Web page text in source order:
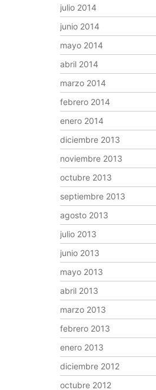
julio 2014
junio 2014
mayo 2014
abril 2014
marzo 2014
febrero 2014
enero 2014
diciembre 2013
noviembre 2013
octubre 2013
septiembre 2013
agosto 2013
julio 2013
junio 2013
mayo 2013
abril 2013
marzo 2013
febrero 2013
enero 2013
diciembre 2012
octubre 2012